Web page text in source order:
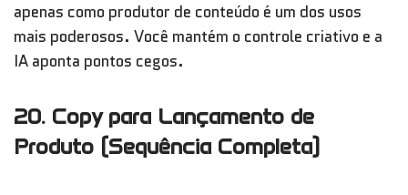
apenas como produtor de conteúdo é um dos usos
mais poderosos. Você mantém o controle criativo e a
IA aponta pontos cegos.
20. Copy para Lançamento de
Produto (Sequência Completa)